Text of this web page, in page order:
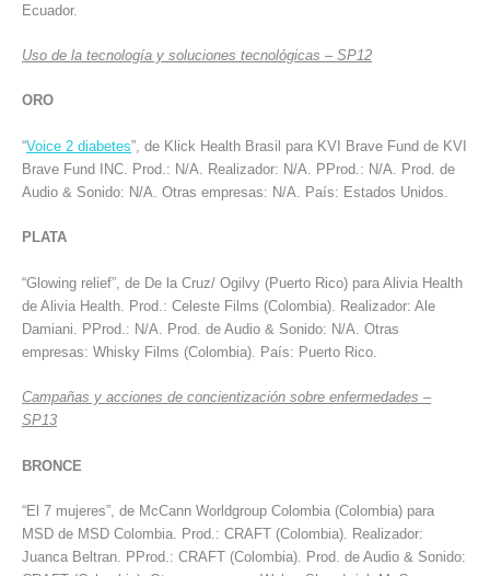
Ecuador.
Uso de la tecnología y soluciones tecnológicas – SP12
ORO
“Voice 2 diabetes”, de Klick Health Brasil para KVI Brave Fund de KVI
Brave Fund INC. Prod.: N/A. Realizador: N/A. PProd.: N/A. Prod. de
Audio & Sonido: N/A. Otras empresas: N/A. País: Estados Unidos.
PLATA
“Glowing relief”, de De la Cruz/ Ogilvy (Puerto Rico) para Alivia Health
de Alivia Health. Prod.: Celeste Films (Colombia). Realizador: Ale
Damiani. PProd.: N/A. Prod. de Audio & Sonido: N/A. Otras
empresas: Whisky Films (Colombia). País: Puerto Rico.
Campañas y acciones de concientización sobre enfermedades –
SP13
BRONCE
“El 7 mujeres”, de McCann Worldgroup Colombia (Colombia) para
MSD de MSD Colombia. Prod.: CRAFT (Colombia). Realizador:
Juanca Beltran. PProd.: CRAFT (Colombia). Prod. de Audio & Sonido: